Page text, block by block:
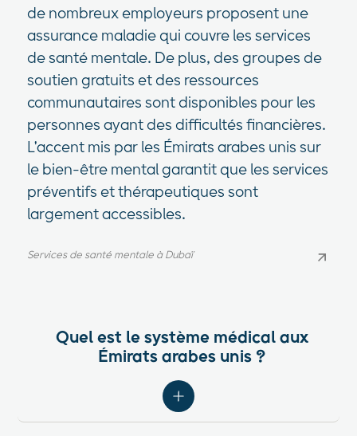
de nombreux employeurs proposent une
assurance maladie qui couvre les services
de santé mentale. De plus, des groupes de
soutien gratuits et des ressources
communautaires sont disponibles pour les
personnes ayant des difficultés financières.
L'accent mis par les Émirats arabes unis sur
le bien-être mental garantit que les services
préventifs et thérapeutiques sont
largement accessibles.
Services de santé mentale à Dubaï
Quel est le système médical aux
Émirats arabes unis ?